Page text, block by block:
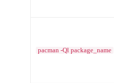
pacman -Ql package_name